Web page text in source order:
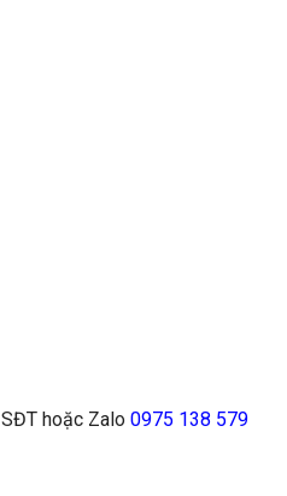
hoặc Zalo 0975 138 579